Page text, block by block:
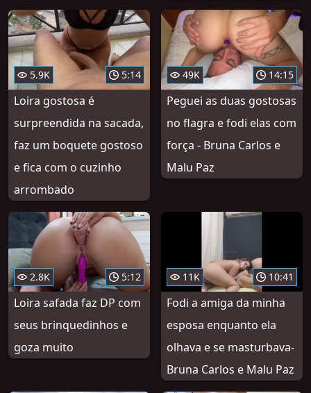
5.9K 5:14
Loira gostosa é
surpreendida na sacada,
faz um boquete gostoso
e fica com o cuzinho
arrombado
49K 14:15
Peguei as duas gostosas
no flagra e fodi elas com
força - Bruna Carlos e
Malu Paz
2.8K 5:12
Loira safada faz DP com
seus brinquedinhos e
goza muito
11K 10:41
Fodi a amiga da minha
esposa enquanto ela
olhava e se masturbava-
Bruna Carlos e Malu Paz